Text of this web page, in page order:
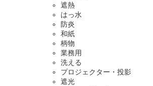
遮熱
はっ水
防炎
和紙
柄物
業務用
洗える
プロジェクター・投影
遮光